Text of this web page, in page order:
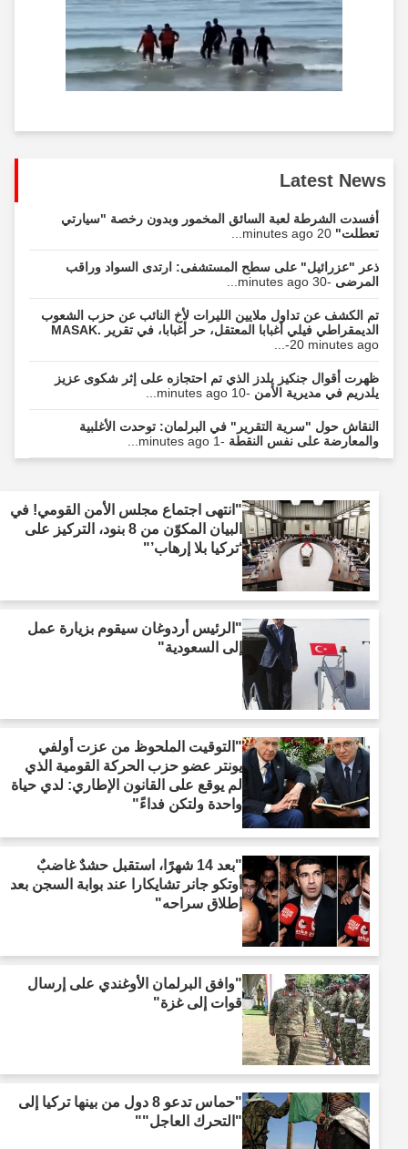
Latest News
أفسدت الشرطة لعبة السائق المخمور وبدون رخصة "سيارتي
تعطلت"20 minutes ago...
ذعر "عزرائيل" على سطح المستشفى: ارتدى السواد وراقب
المرضى-30 minutes ago...
تم الكشف عن تداول ملايين الليرات لأخ النائب عن حزب الشعوب
الديمقراطي فيلي أغبابا المعتقل، حر أغبابا، في تقرير MASAK.
-20 minutes ago...
ظهرت أقوال جنكيز يلدز الذي تم احتجازه على إثر شكوى عزيز
يلدريم في مديرية الأمن-10 minutes ago...
النقاش حول "سرية التقرير" في البرلمان: توحدت الأغلبية
والمعارضة على نفس النقطة-1 minutes ago...
"انتهى اجتماع مجلس الأمن القومي! في
البيان المكوّن من 8 بنود، التركيز على
‘تركيا بلا إرهاب’"
"الرئيس أردوغان سيقوم بزيارة عمل
إلى السعودية"
"التوقيت الملحوظ من عزت أولفي
يونتر عضو حزب الحركة القومية الذي
لم يوقع على القانون الإطاري: لدي حياة
واحدة ولتكن فداءً"
"بعد 14 شهرًا، استقبل حشدٌ غاضبٌ
أوتكو جانر تشايكارا عند بوابة السجن بعد
إطلاق سراحه"
"وافق البرلمان الأوغندي على إرسال
قوات إلى غزة"
"حماس تدعو 8 دول من بينها تركيا إلى
"التحرك العاجل""